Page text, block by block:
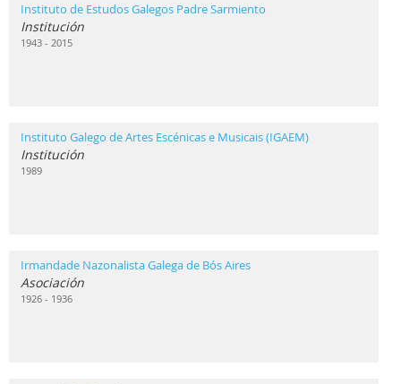
Instituto de Estudos Galegos Padre Sarmiento
Institución
1943 - 2015
Instituto Galego de Artes Escénicas e Musicais (IGAEM)
Institución
1989
Irmandade Nazonalista Galega de Bós Aires
Asociación
1926 - 1936